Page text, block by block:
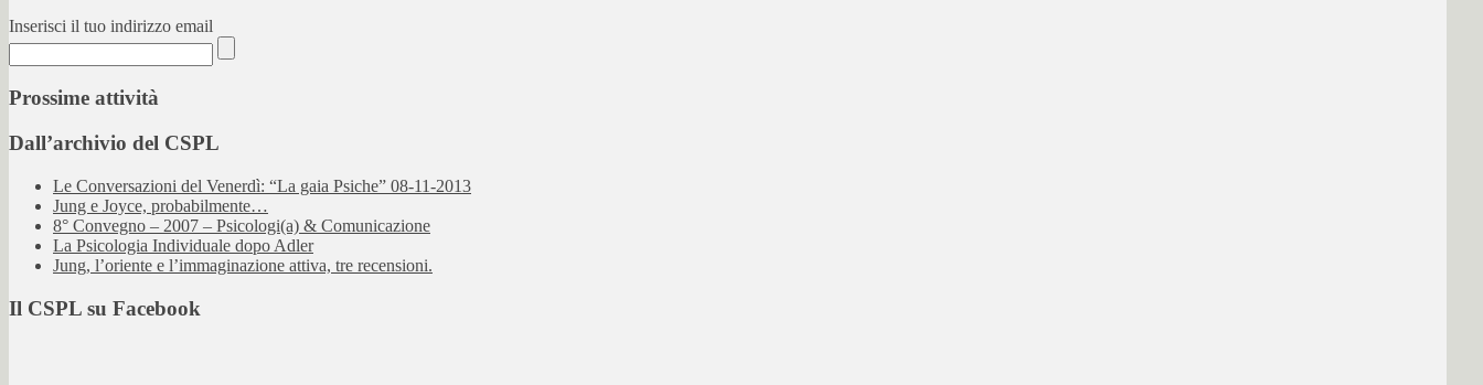
Inserisci il tuo indirizzo email
Prossime attività
Dall’archivio del CSPL
Le Conversazioni del Venerdì: “La gaia Psiche” 08-11-2013
Jung e Joyce, probabilmente…
8° Convegno – 2007 – Psicologi(a) & Comunicazione
La Psicologia Individuale dopo Adler
Jung, l’oriente e l’immaginazione attiva, tre recensioni.
Il CSPL su Facebook